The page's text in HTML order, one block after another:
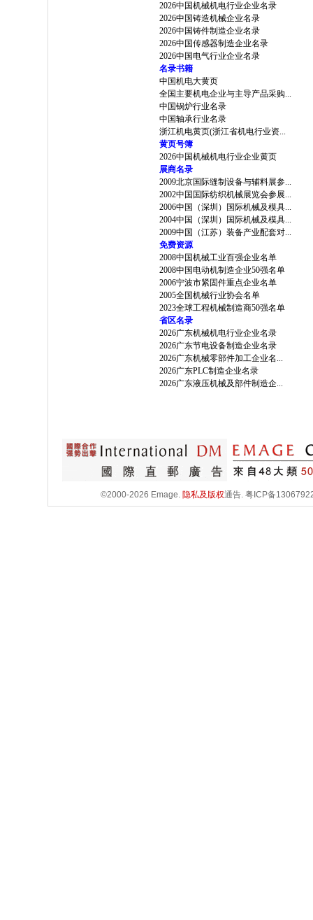
2026中国机械机电行业企业名录
2026中国铸造机械企业名录
2026中国铸件制造企业名录
2026中国传感器制造企业名录
2026中国电气行业企业名录
名录书籍
中国机电大黄页
全国主要机电企业与主导产品采购...
中国锅炉行业名录
中国轴承行业名录
浙江机电黄页(浙江省机电行业资...
黄页号簿
2026中国机械机电行业企业黄页
展商名录
2009北京国际缝制设备与辅料展参...
2002中国国际纺织机械展览会参展...
2006中国（深圳）国际机械及模具...
2004中国（深圳）国际机械及模具...
2009中国（江苏）装备产业配套对...
免费资源
2008中国机械工业百强企业名单
2008中国电动机制造企业50强名单
2006宁波市紧固件重点企业名单
2005全国机械行业协会名单
2023全球工程机械制造商50强名单
省区名录
2026广东机械机电行业企业名录
2026广东节电设备制造企业名录
2026广东机械零部件加工企业名...
2026广东PLC制造企业名录
2026广东液压机械及部件制造企...
©2000-2026 Emage. 隐私及版权通告. 粤ICP备